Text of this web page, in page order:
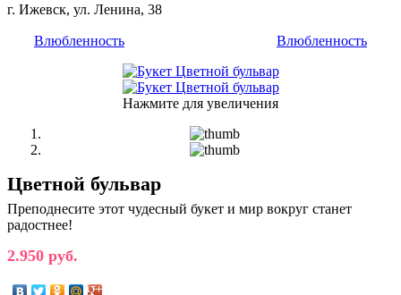
г. Ижевск, ул. Ленина, 38
Влюбленность Влюбленность
Нажмите для увеличения
Цветной бульвар
Преподнесите этот чудесный букет и мир вокруг станет
радостнее!
2.950 руб.